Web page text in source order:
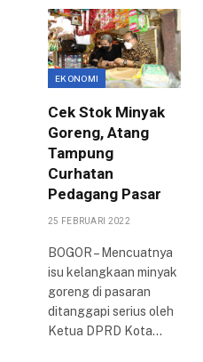
EKONOMI
Cek Stok Minyak
Goreng, Atang
Tampung
Curhatan
Pedagang Pasar
25 FEBRUARI 2022
BOGOR – Mencuatnya
isu kelangkaan minyak
goreng di pasaran
ditanggapi serius oleh
Ketua DPRD Kota…